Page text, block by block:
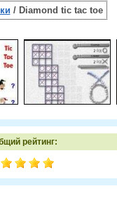
/ Diamond tic tac toe
рейтинг: